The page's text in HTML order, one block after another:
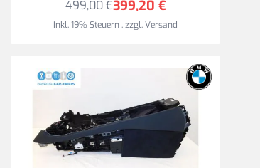
399,20 €
499,00 €
Inkl. 19% Steuern,zzgl.Versand